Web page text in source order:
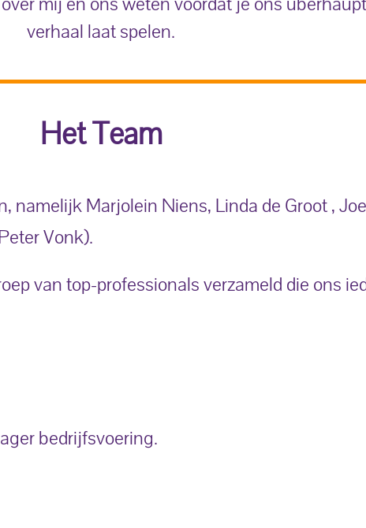
verhaal laat spelen.
Het Team
namelijk Marjolein Niens, Linda de Groot ,
Vonk).
van top-professionals verzameld die ons
bedrijfsvoering.